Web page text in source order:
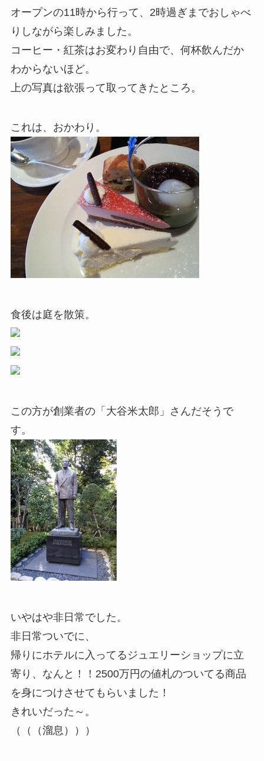
オープンの11時から行って、2時過ぎまでおしゃべ
りしながら楽しみました。
コーヒー・紅茶はお変わり自由で、何杯飲んだか
わからないほど。
上の写真は欲張って取ってきたところ。
これは、おかわり。
食後は庭を散策。
この方が創業者の「大谷米太郎」さんだそうで
す。
いやはや非日常でした。
非日常ついでに、
帰りにホテルに入ってるジュエリーショップに立
寄り、なんと！！2500万円の値札のついてる商品
を身につけさせてもらいました！
きれいだった～。
（（（溜息）））